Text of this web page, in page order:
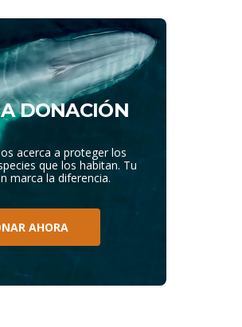
DONACIÓN
acerca a proteger los
que los habitan. Tu
marca la diferencia.
AHORA